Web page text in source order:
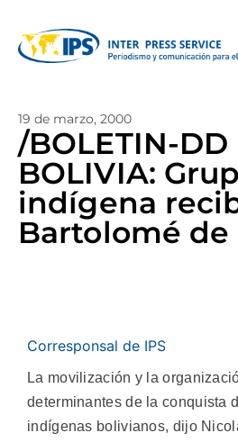
19 de marzo, 2000
/BOLETIN-DD
BOLIVIA:
indígena
Bartolomé de
Corresponsal de IPS
La movilización y la
determinantes de la conquista
indígenas bolivianos, dijo